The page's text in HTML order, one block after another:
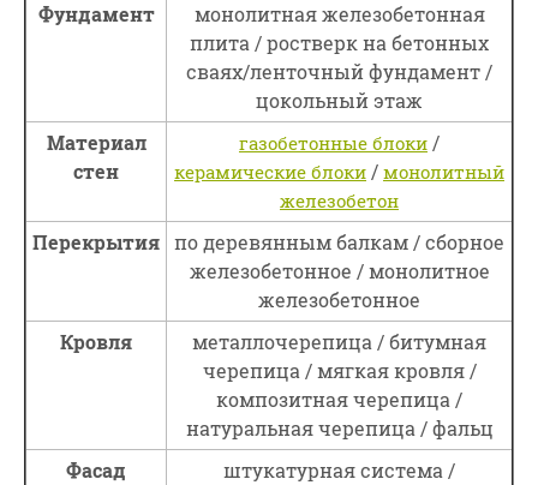
Фундамент
монолитная железобетонная
плита / ростверк на бетонных
сваях/ленточный фундамент /
цокольный этаж
Материал
стен
газобетонные блоки /
керамические блоки / монолитный
железобетон
Перекрытия по деревянным балкам / сборное
железобетонное / монолитное
железобетонное
Кровля
металлочерепица / битумная
черепица / мягкая кровля /
композитная черепица /
натуральная черепица / фальц
Фасад
штукатурная система /